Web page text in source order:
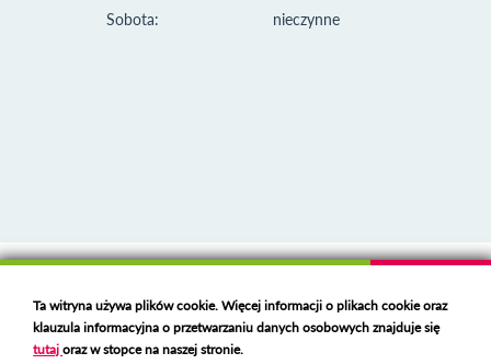
Sobota:
nieczynne
Deklaracja dostępności
Polski serwer RBLhttps://polspam.pl/
Ta witryna używa plików cookie. Więcej informacji o plikach cookie oraz
klauzula informacyjna o przetwarzaniu danych osobowych znajduje się
tutajoraz w stopce na naszej stronie.